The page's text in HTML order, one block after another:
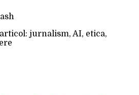
jurnalism, AI, etica,